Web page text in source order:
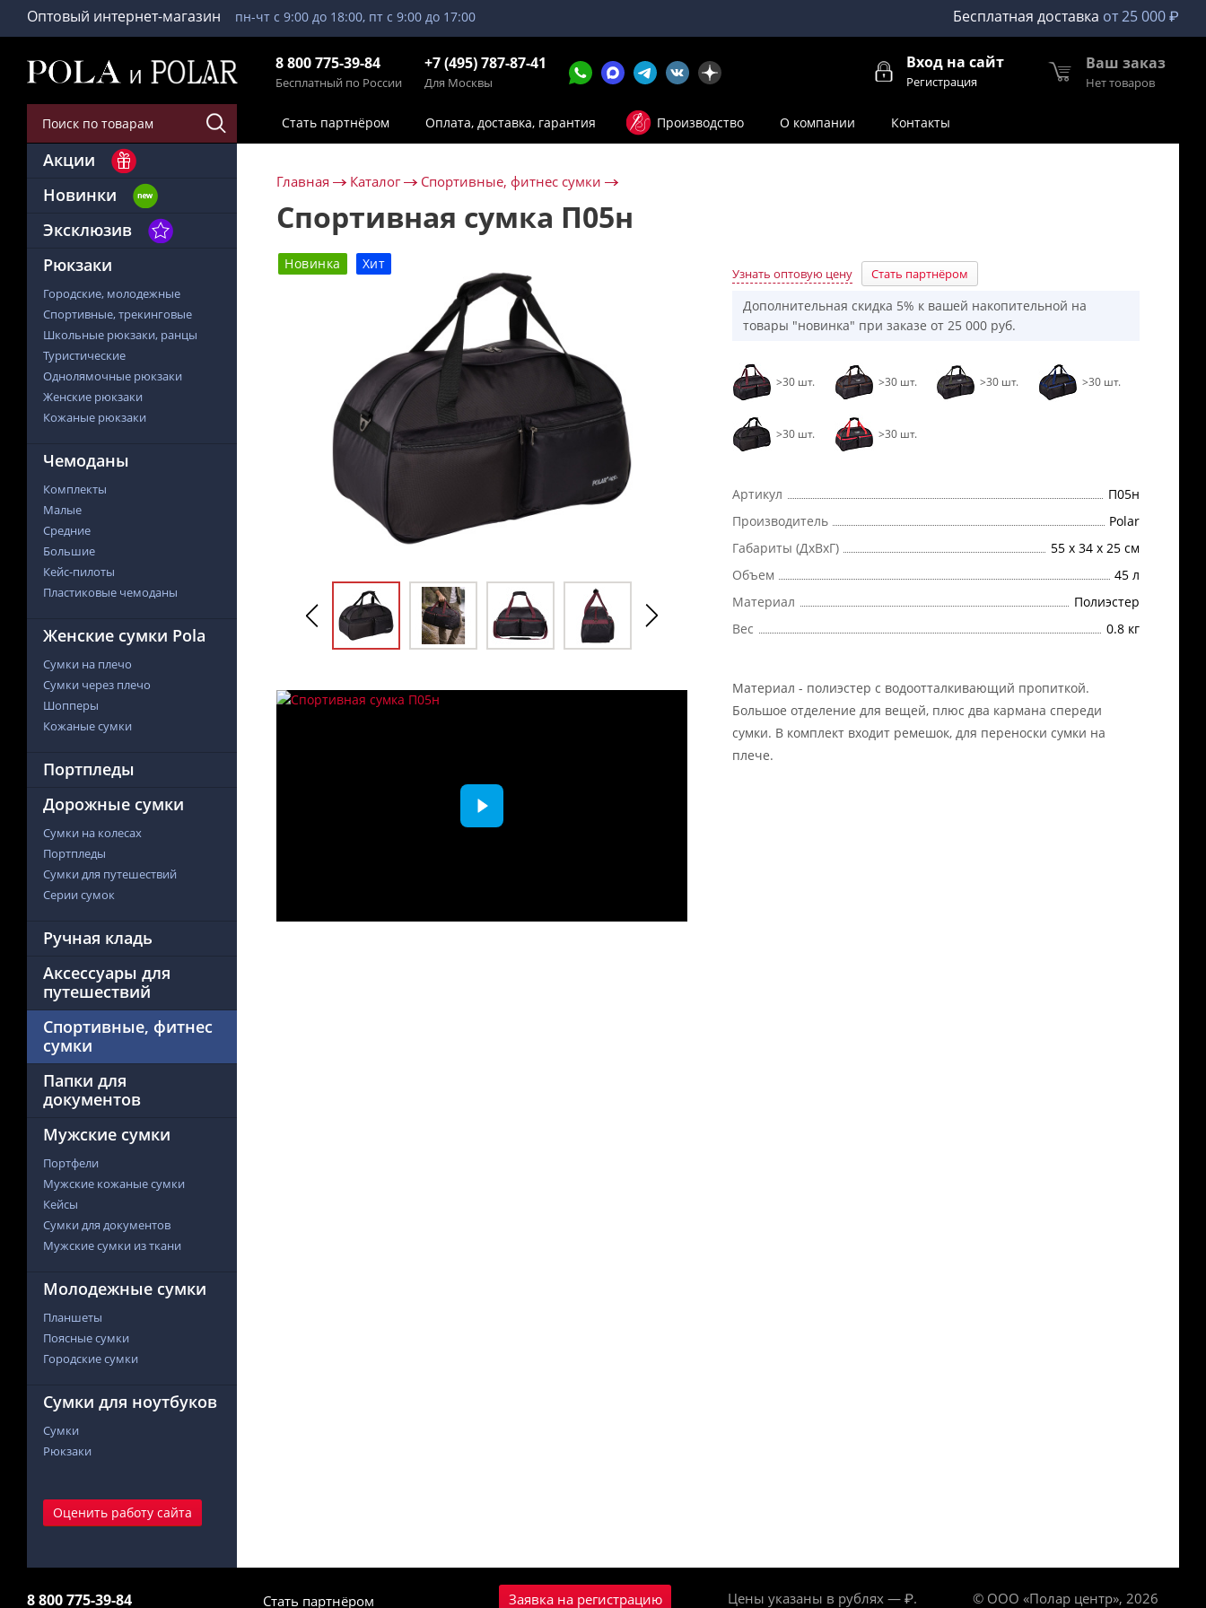
Оптовый интернет-магазин пн-чт с 9:00 до 18:00, пт с 9:00 до 17:00 Бесплатная доставка от 25 000 ₽
8 800 775-39-84
Бесплатный по России
+7 (495) 787-87-41
Для Москвы
Вход на сайт
Регистрация
Ваш заказ
Нет товаров
Стать партнёром Оплата, доставка, гарантия Производство О компании Контакты
Акции
Новинки
Эксклюзив
Рюкзаки
Городские, молодежные
Спортивные, трекинговые
Школьные рюкзаки, ранцы
Туристические
Однолямочные рюкзаки
Женские рюкзаки
Кожаные рюкзаки
Чемоданы
Комплекты
Малые
Средние
Большие
Кейс-пилоты
Пластиковые чемоданы
Женские сумки Pola
Сумки на плечо
Сумки через плечо
Шопперы
Кожаные сумки
Портпледы
Дорожные сумки
Сумки на колесах
Портпледы
Сумки для путешествий
Серии сумок
Ручная кладь
Аксессуары для
путешествий
Спортивные, фитнес
сумки
Папки для
документов
Мужские сумки
Портфели
Мужские кожаные сумки
Кейсы
Сумки для документов
Мужские сумки из ткани
Молодежные сумки
Планшеты
Поясные сумки
Городские сумки
Сумки для ноутбуков
Сумки
Рюкзаки
Оценить работу сайта
Главная Каталог Спортивные, фитнес сумки
Спортивная сумка П05н
Новинка Хит
Узнать оптовую цену Стать партнёром
Дополнительная скидка 5% к вашей накопительной на
товары "новинка" при заказе от 25 000 руб.
>30 шт. >30 шт. >30 шт. >30 шт.
>30 шт. >30 шт.
Артикул
П05н
Производитель
Polar
Габариты (ДхВхГ)
55 х 34 х 25 см
Объем
45 л
Материал
Полиэстер
Вес
0.8 кг
Материал - полиэстер с водоотталкивающий пропиткой.
Большое отделение для вещей, плюс два кармана спереди
сумки. В комплект входит ремешок, для переноски сумки на
плече.
8 800 775-39-84 Стать партнёром Заявка на регистрацию Цены указаны в рублях — ₽. © ООО «Полар центр», 2026